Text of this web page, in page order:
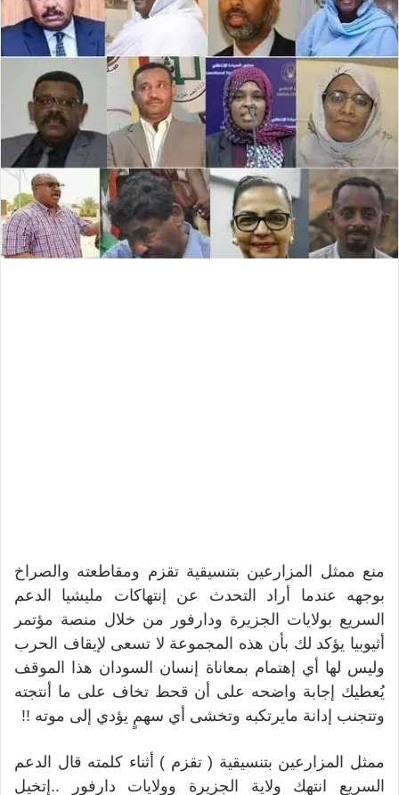
منع ممثل المزارعين بتنسيقية تقزم ومقاطعته والصراخ
بوجهه عندما أراد التحدث عن إنتهاكات مليشيا الدعم
السريع بولايات الجزيرة ودارفور من خلال منصة مؤتمر
أثيوبيا يؤكد لك بأن هذه المجموعة لا تسعى لإيقاف الحرب
وليس لها أي إهتمام بمعاناة إنسان السودان هذا الموقف
يُعطيك إجابة واضحه على أن قحط تخاف على ما أنتجته
وتتجنب إدانة مايرتكبه وتخشى أي سهمٍ يؤدي إلى موته !!
ممثل المزارعين بتنسيقية ( تقزم ) أثناء كلمته قال الدعم
السريع انتهك ولاية الجزيرة وولايات دارفور ..إتخيل